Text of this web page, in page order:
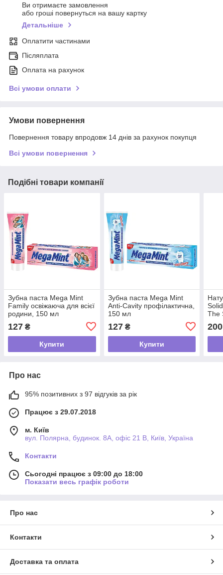
Ви отримаєте замовлення
або гроші повернуться на вашу картку
Детальніше
Оплатити частинами
Післяплата
Оплата на рахунок
Всі умови оплати
Умови повернення
Повернення товару впродовж 14 днів за рахунок покупця
Всі умови повернення
Подібні товари компанії
Зубна паста Mega Мint
Family освіжаюча для всієї
родини, 150 мл
127 ₴
Купити
Зубна паста Mega Мint
Anti-Сavity профілактична,
150 мл
127₴
Купити
The
50
200
Про нас
95% позитивних з 97 відгуків за рік
Працює з 29.07.2018
м. Київ
вул. Полярна, будинок. 8А, офіс 21 В, Київ, Україна
Контакти
Сьогодні працює з 09:00 до 18:00
Показати весь графік роботи
Про нас
Контакти
Доставка та оплата